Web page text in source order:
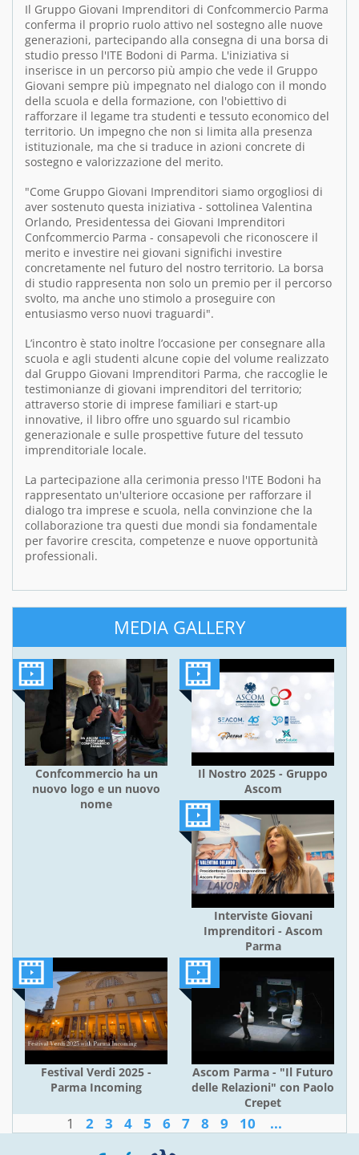
Il Gruppo Giovani Imprenditori di Confcommercio Parma
conferma il proprio ruolo attivo nel sostegno alle nuove
generazioni, partecipando alla consegna di una borsa di
studio presso l'ITE Bodoni di Parma. L'iniziativa si
inserisce in un percorso più ampio che vede il Gruppo
Giovani sempre più impegnato nel dialogo con il mondo
della scuola e della formazione, con l'obiettivo di
rafforzare il legame tra studenti e tessuto economico del
territorio. Un impegno che non si limita alla presenza
istituzionale, ma che si traduce in azioni concrete di
sostegno e valorizzazione del merito.
"Come Gruppo Giovani Imprenditori siamo orgogliosi di
aver sostenuto questa iniziativa - sottolinea Valentina
Orlando, Presidentessa dei Giovani Imprenditori
Confcommercio Parma - consapevoli che riconoscere il
merito e investire nei giovani significhi investire
concretamente nel futuro del nostro territorio. La borsa
di studio rappresenta non solo un premio per il percorso
svolto, ma anche uno stimolo a proseguire con
entusiasmo verso nuovi traguardi".
L’incontro è stato inoltre l’occasione per consegnare alla
scuola e agli studenti alcune copie del volume realizzato
dal Gruppo Giovani Imprenditori Parma, che raccoglie le
testimonianze di giovani imprenditori del territorio;
attraverso storie di imprese familiari e start-up
innovative, il libro offre uno sguardo sul ricambio
generazionale e sulle prospettive future del tessuto
imprenditoriale locale.
La partecipazione alla cerimonia presso l'ITE Bodoni ha
rappresentato un'ulteriore occasione per rafforzare il
dialogo tra imprese e scuola, nella convinzione che la
collaborazione tra questi due mondi sia fondamentale
per favorire crescita, competenze e nuove opportunità
professionali.
MEDIA GALLERY
Confcommercio ha un
nuovo logo e un nuovo
nome
Il Nostro 2025 - Gruppo
Ascom
Interviste Giovani
Imprenditori - Ascom
Parma
Festival Verdi 2025 -
Parma Incoming
Ascom Parma - "Il Futuro
delle Relazioni" con Paolo
Crepet
1 2 3 4 5 6 7 8 9 10 ...